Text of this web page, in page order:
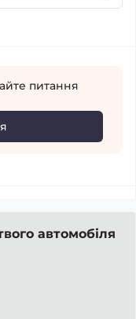
питання
автомобіля